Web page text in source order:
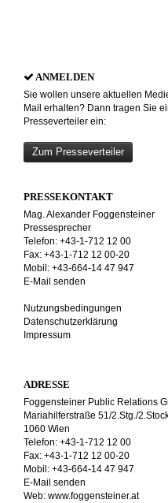
ANMELDEN
Sie wollen unsere aktuellen
Mail erhalten? Dann tragen Sie
Presseverteiler ein:
Zum Presseverteiler
PRESSEKONTAKT
Mag. Alexander Foggensteiner
Pressesprecher
Telefon: +43-1-712 12 00
Fax: +43-1-712 12 00-20
Mobil: +43-664-14 47 947
E-Mail senden
Nutzungsbedingungen
Datenschutzerklärung
Impressum
ADRESSE
Foggensteiner Public Relations
Mariahilferstraße 51/2.Stg./
1060 Wien
Telefon: +43-1-712 12 00
Fax: +43-1-712 12 00-20
Mobil: +43-664-14 47 947
E-Mail senden
Web: www.foggensteiner.at